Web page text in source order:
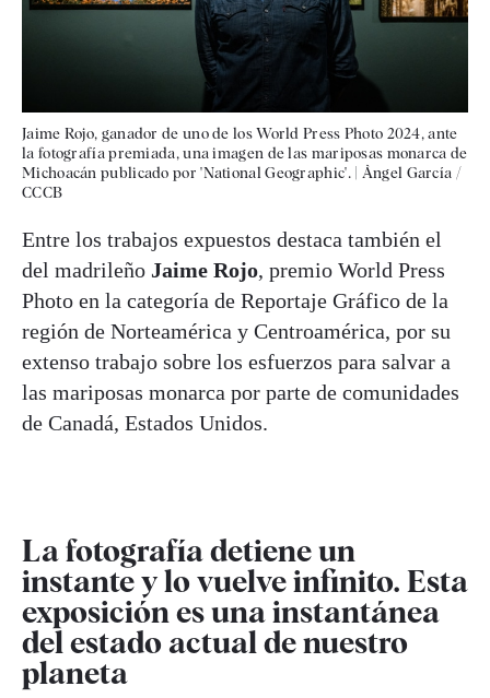
Jaime Rojo, ganador de uno de los World Press Photo 2024, ante
la fotografía premiada, una imagen de las mariposas monarca de
Michoacán publicado por 'National Geographic'.| Àngel García /
CCCB
Entre los trabajos expuestos destaca también el
del madrileño Jaime Rojo, premio World Press
Photo en la categoría de Reportaje Gráfico de la
región de Norteamérica y Centroamérica, por su
extenso trabajo sobre los esfuerzos para salvar a
las mariposas monarca por parte de comunidades
de Canadá, Estados Unidos.
La fotografía detiene un
instante y lo vuelve infinito. Esta
exposición es una instantánea
del estado actual de nuestro
planeta